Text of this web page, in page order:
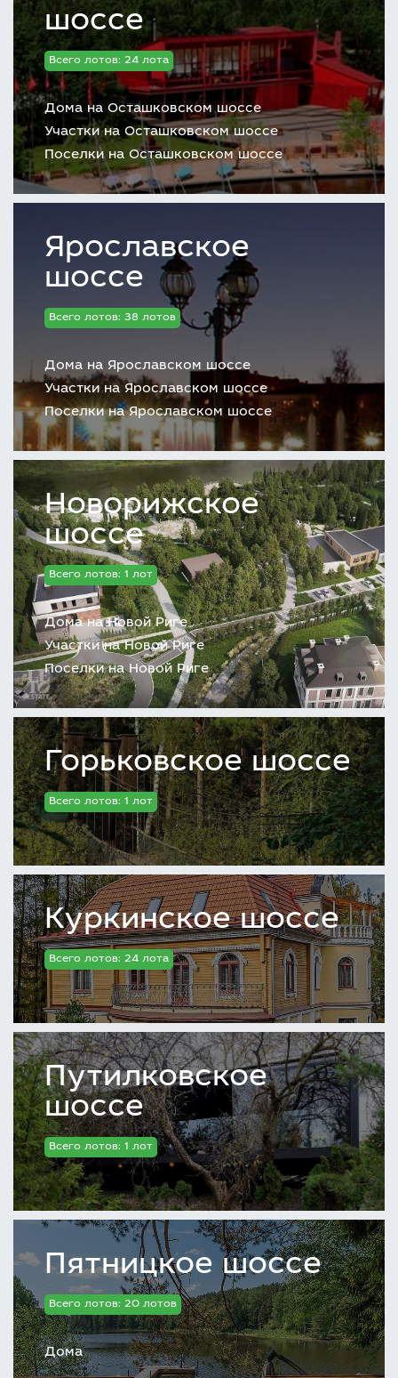
шоссе
Всего лотов: 24 лота
Дома на Осташковском шоссе
Участки на Осташковском шоссе
Поселки на Осташковском шоссе
Ярославское
шоссе
Всего лотов: 38 лотов
Дома на Ярославском шоссе
Участки на Ярославском шоссе
Поселки на Ярославском шоссе
Новорижское
шоссе
Всего лотов: 1 лот
Дома на Новой Риге
Участки на Новой Риге
Поселки на Новой Риге
Горьковское шоссе
Всего лотов: 1 лот
Куркинское шоссе
Всего лотов: 24 лота
Путилковское
шоссе
Всего лотов: 1 лот
Пятницкое шоссе
Всего лотов: 20 лотов
Дома